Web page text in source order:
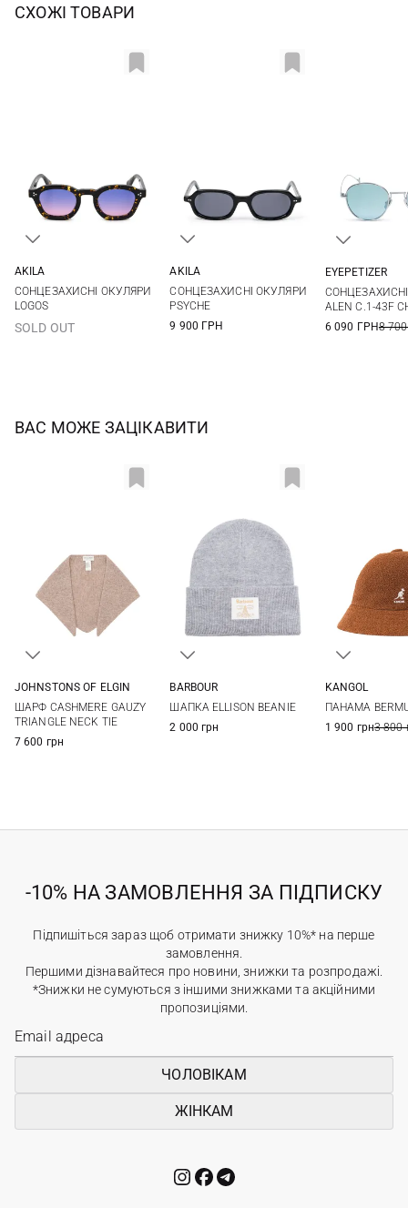
СХОЖІ ТОВАРИ
AKILA
СОНЦЕЗАХИСНІ ОКУЛЯРИ
LOGOS
SOLD OUT
AKILA
СОНЦЕЗАХИСНІ ОКУЛЯРИ
PSYCHE
9 900 ГРН
EYEPETIZER
ALEN C.1-43F
6 090 ГРН8
ВАС МОЖЕ ЗАЦІКАВИТИ
JOHNSTONS OF ELGIN
ШАРФ CASHMERE GAUZY
TRIANGLE NECK TIE
7 600 грн
BARBOUR
ШАПКА ELLISON BEANIE
2 000 грн
KANGOL
ПАНАМА
1 900 грн3 800
-10% НА ЗАМОВЛЕННЯ ЗА ПІДПИСКУ
Підпишіться зараз щоб отримати знижку 10%* на перше
замовлення.
Першими дізнавайтеся про новини, знижки та розпродажі.
*Знижки не сумуються з іншими знижками та акційними
пропозиціями.
ЧОЛОВІКАМ
ЖІНКАМ